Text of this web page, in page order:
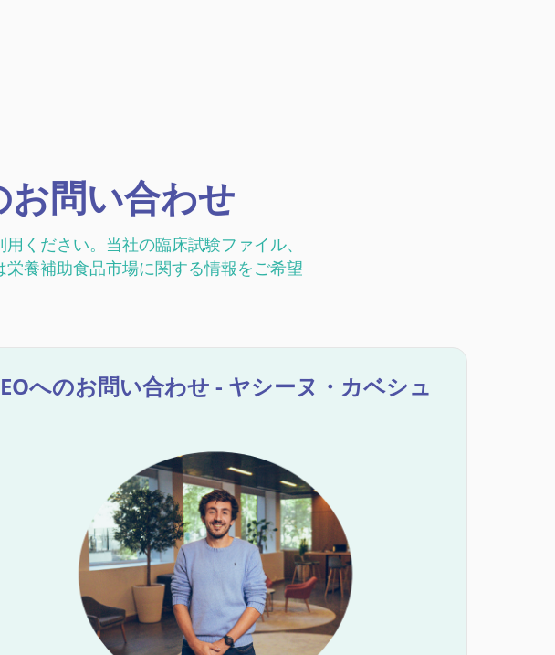
問い合わせ
ください。当社の臨床試験ファイル、
養補助食品市場に関する情報をご希望
へのお問い合わせ - ヤシーヌ・カベシュ